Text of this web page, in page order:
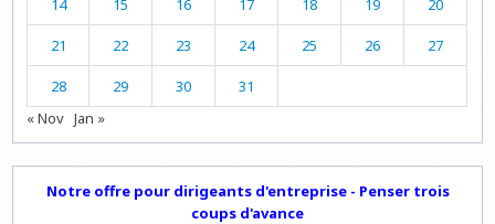
14 15 16 17 18 19 20
21 22 23 24 25 26 27
28 29 30
31
« Nov Jan »
Notre offre pour dirigeants d'entreprise - Penser trois
coups d'avance